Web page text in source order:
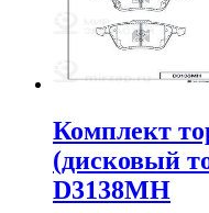
Комплект
(дисковый
D3138MH